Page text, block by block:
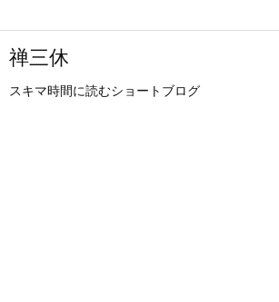
禅三休
スキマ時間に読むショートブログ